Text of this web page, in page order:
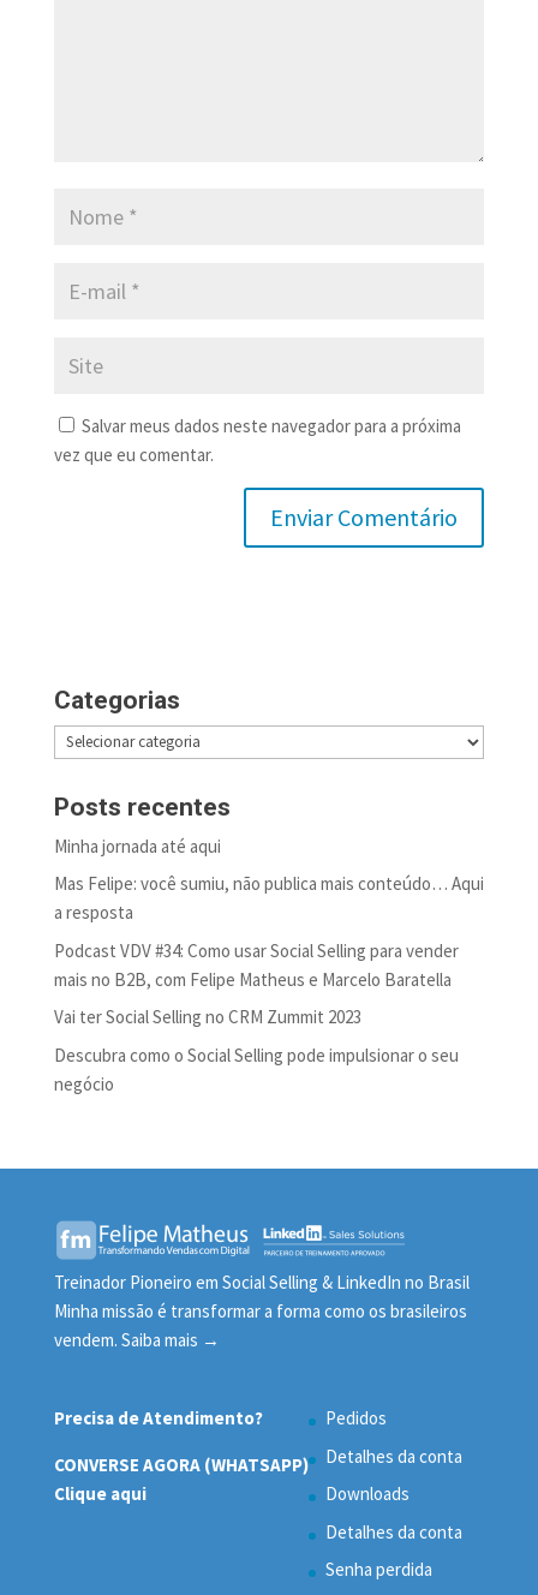
Salvar meus dados neste navegador para a próxima
vez que eu comentar.
Categorias
Categorias
Posts recentes
Minha jornada até aqui
Mas Felipe: você sumiu, não publica mais conteúdo… Aqui
a resposta
Podcast VDV #34: Como usar Social Selling para vender
mais no B2B, com Felipe Matheus e Marcelo Baratella
Vai ter Social Selling no CRM Zummit 2023
Descubra como o Social Selling pode impulsionar o seu
negócio
Treinador Pioneiro em Social Selling & LinkedIn no Brasil
Minha missão é transformar a forma como os brasileiros
vendem. Saiba mais →
Precisa de Atendimento?
CONVERSE AGORA (WHATSAPP)
Clique aqui
Pedidos
Detalhes da conta
Downloads
Detalhes da conta
Senha perdida